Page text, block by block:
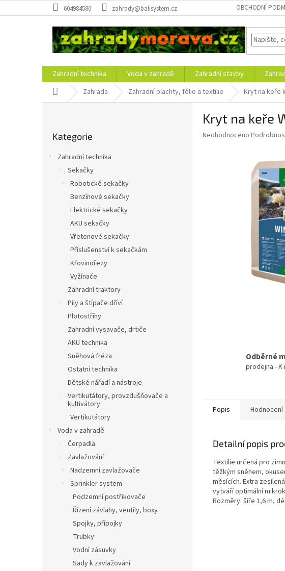
na
604984580 zahrady@balisystem.cz OBCHODNÍ
Zahradní technika Voda v zahradě Zahradní stavby
Domů Zahrada Zahradní plachty, fólie a textilie Kryt na keře
kategorie
Kategorie
Zahradní technika
Sekačky
Robotické sekačky
Benzínové sekačky
Elektrické sekačky
AKU sekačky
Vřetenové sekačky
Příslušenství k sekačkám
Křovinořezy
Vyžínače
Zahradní traktory
Pily a štípače dříví
Plotostřihy
Zahradní vysavače, drtiče
AKU technika
Sněhová fréza
Ostatní technika
Dětské nářadí a nástroje
Vertikutátory, provzdušňovače a
kultivátory
Vertikutátory
Voda v zahradě
Čerpadla
Zavlažování
Nadzemní zavlažovače
Sprinkler system
Podzemní postřikovače
Řízení závlahy, ventily, boxy
Spojky, přípojky
Trubky
Vodní zásuvky
Sady k zavlažování
Kryt na keře
Průměrné
Neohodnoceno
Odběrné
prodejna - K
Popis Hodnocení
Detailní popis
Textilie určená pro
těžkým sněhem,
měsících. Extra
vytváří optimální
Rozměry: šíře 1,6 m,